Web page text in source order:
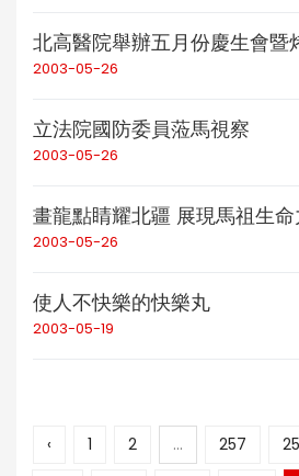
北高醫院舉辦五月份慶生會暨
2003-05-26
立法院國防委員蒞馬視察
2003-05-26
畫龍點睛耀北疆 展現馬祖生命
2003-05-26
使人不快樂的快樂丸
2003-05-19
‹ 1 2 ... 257